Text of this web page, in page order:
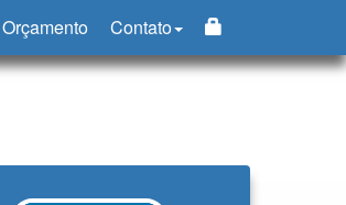
Orçamento Contato